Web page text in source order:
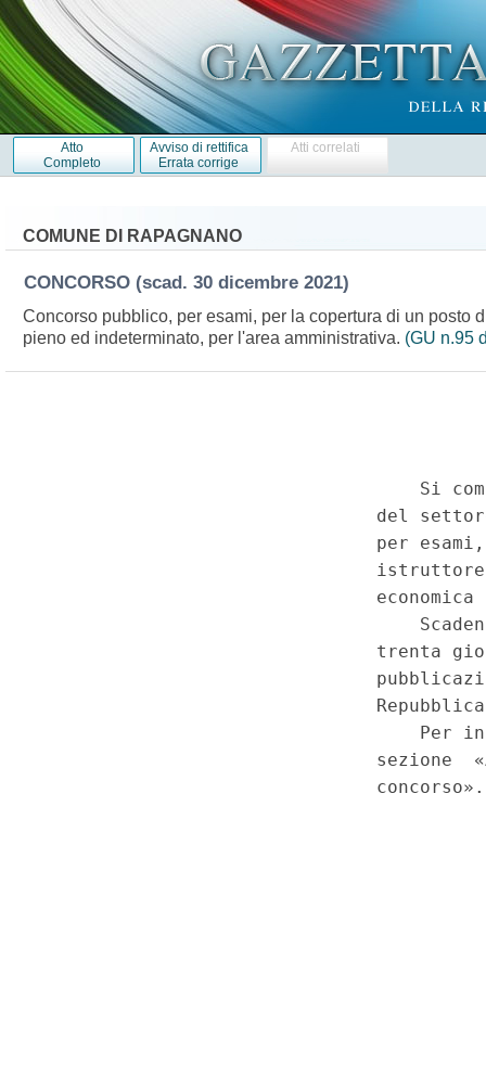
Atto
Completo
Avviso di rettifica
Errata corrige
Atti correlati
COMUNE DI RAPAGNANO
CONCORSO (scad. 30 dicembre 2021)
Concorso pubblico, per esami, per la copertura di un posto
pieno ed indeterminato, per l'area amministrativa. (GU n.95